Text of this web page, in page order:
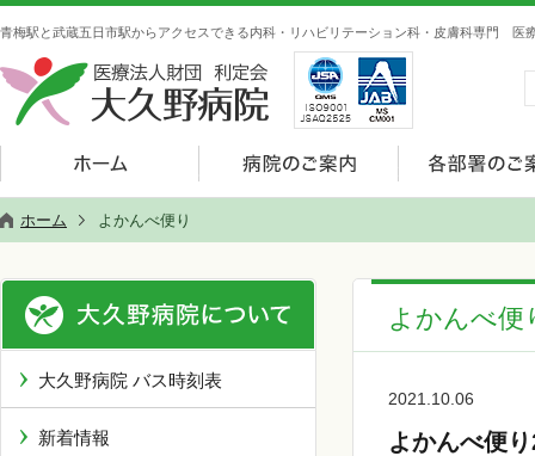
青梅駅と武蔵五日市駅からアクセスできる内科・リハビリテーション科・皮膚科専門 医
ホーム よかんべ便り
よかんべ便
2021.10.06
よかんべ便
大久野病院 バス時刻表
新着情報